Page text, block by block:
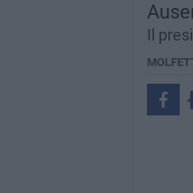
Il